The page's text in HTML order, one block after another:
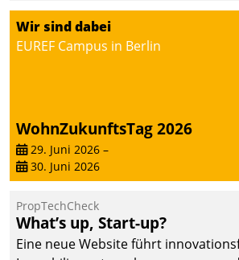
Wir sind dabei
EUREF Campus in Berlin
WohnZukunftsTag 2026
29. Juni 2026 –
30. Juni 2026
PropTechCheck
What’s up, Start-up?
Eine neue Website führt